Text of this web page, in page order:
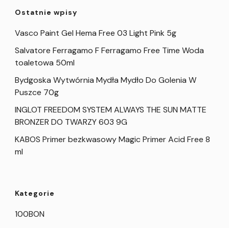
Ostatnie wpisy
Vasco Paint Gel Hema Free 03 Light Pink 5g
Salvatore Ferragamo F Ferragamo Free Time Woda
toaletowa 50ml
Bydgoska Wytwórnia Mydła Mydło Do Golenia W
Puszce 70g
INGLOT FREEDOM SYSTEM ALWAYS THE SUN MATTE
BRONZER DO TWARZY 603 9G
KABOS Primer bezkwasowy Magic Primer Acid Free 8
ml
Kategorie
100BON